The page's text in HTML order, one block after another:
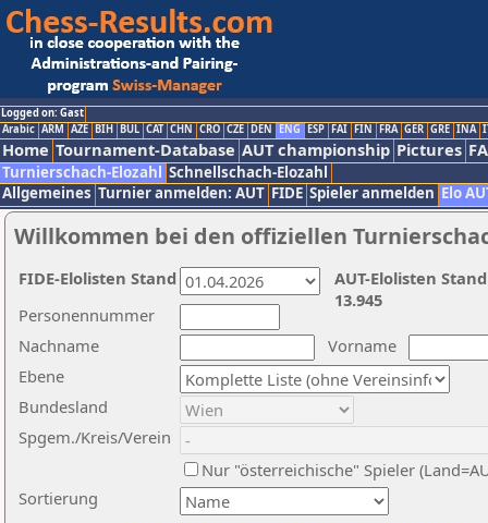
Logged on: Gast
Arabic ARM AZE BIH BUL CAT CHN CRO CZE DEN ENG ESP FAI FIN FRA GER GRE INA
Home Tournament-Database AUT championship Pictures
Turnierschach-Elozahl Schnellschach-Elozahl
Allgemeines Turnier anmelden: AUT FIDE Spieler anmelden Elo
Willkommen bei den offiziellen
Nachname
Vorname
Ebene
Sortierung
Personennummer
Bundesland
Spgem./Kreis/Verein
Nur "österreichische" Spieler
AUT-Elolisten
13.945
FIDE-Elolisten Stand